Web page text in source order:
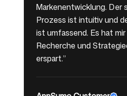
Markenentwicklung. Der
Prozess ist intuitiv und
ist umfassend. Es hat
Recherche und
erspart.”